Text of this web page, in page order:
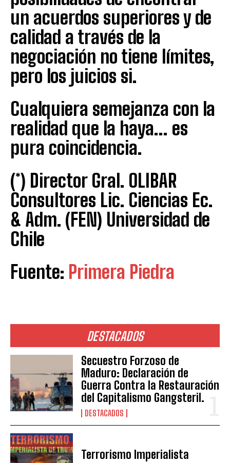
DESTACADOS
Secuestro Forzoso de
Maduro: Declaración de
Guerra Contra la Restauración
del Capitalismo Gangsteril.
DESTACADOS
Terrorismo Imperialista
un acuerdos superiores y de
calidad a través de la
negociación no tiene límites,
pero los juicios si.
Cualquiera semejanza con la
realidad que la haya… es
pura coincidencia.
(*) Director Gral. OLIBAR
Consultores Lic. Ciencias Ec.
& Adm. (FEN) Universidad de
Chile
Fuente: Primera Piedra